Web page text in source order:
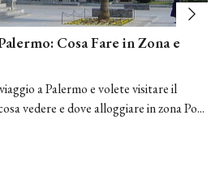
Cosa Fare in Zona e
a Palermo e volete visitare il
vedere e dove alloggiare in zona Po...